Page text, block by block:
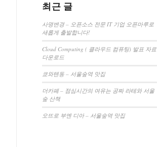
최근 글
사명변경 – 오픈소스 전문 IT 기업 오픈마루로
새롭게 출발합니다!
Cloud Computing ( 클라우드 컴퓨팅) 발표 자료
다운로드
쿄와텐동 – 서울숲역 맛집
더카페 – 점심시간의 여유는 공짜 라테와 서울
숲 산책
오뜨로 부엔 디아 – 서울숲역 맛집